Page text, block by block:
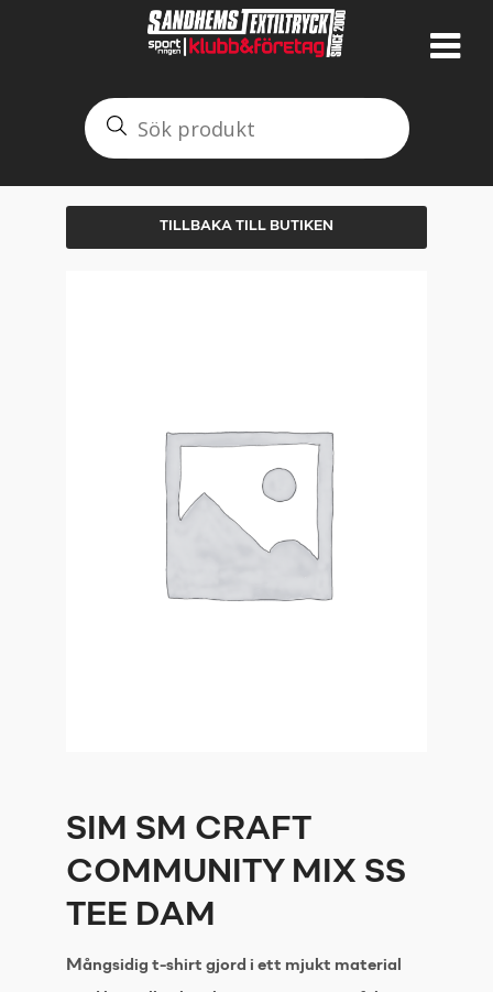
TILLBAKA TILL BUTIKEN
SIM SM CRAFT
COMMUNITY MIX SS
TEE DAM
Mångsidig t-shirt gjord i ett mjukt material